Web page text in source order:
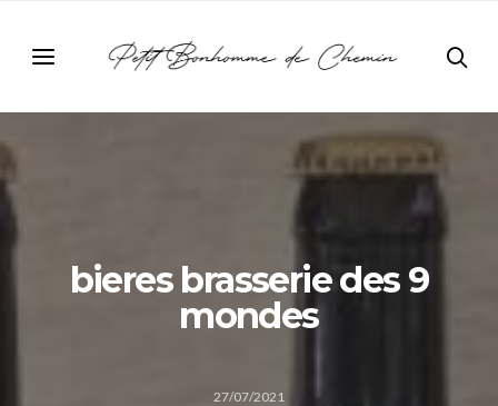
bieres brasserie des 9
mondes
27/07/2021